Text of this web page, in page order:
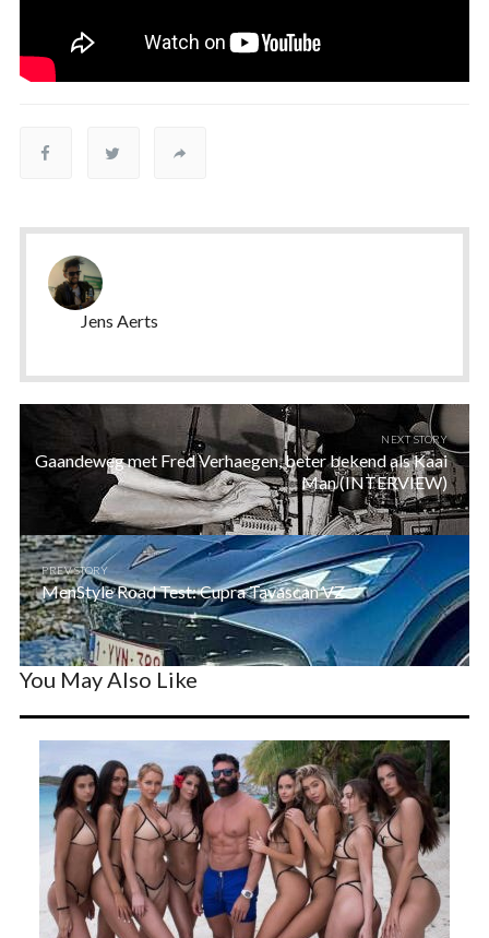
Jens Aerts
NEXT STORY
Gaandeweg met Fred Verhaegen, beter bekend als Kaai
Man (INTERVIEW)
PREV STORY
MenStyle Road Test: Cupra Tavascan VZ
You May Also Like